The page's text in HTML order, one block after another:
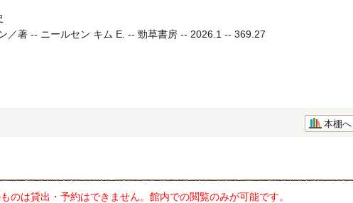
／著 -- ニールセン キム E. -- 勁草書房 -- 2026.1 -- 369.27
本棚へ
のは貸出・予約はできません。館内での閲覧のみが可能です。